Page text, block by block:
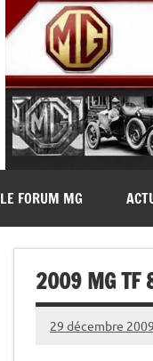
MG
LE FORUM MG
2009 MG TF
29 décembre 2009